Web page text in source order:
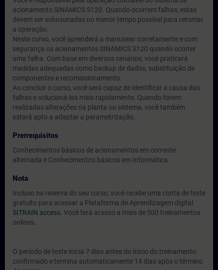
acionamento SINAMICS S120. Quando ocorrem falhas, estas
devem ser solucionadas no menor tempo possível para retomar
a operação.
Neste curso, você aprenderá a manusear corretamente e com
segurança os acionamentos SINAMICS S120 quando ocorrer
uma falha. Com base em diversos cenários, você praticará
medidas adequadas como backup de dados, substituição de
componentes e recomissionamento.
Ao concluir o curso, você será capaz de identificar a causa das
falhas e solucioná-las mais rapidamente. Quando forem
realizadas alterações na planta ou sistema, você também
estará apto a adaptar a parametrização.
Prerrequisitos
Conhecimentos básicos de acionamentos em corrente
alternada e Conhecimentos básicos em Informática
Nota
Incluso na reserva do seu curso, você recebe uma conta de teste
gratuito para acessar a Plataforma de Aprendizagem digital
SITRAIN access. Você terá acesso a mais de 500 treinamentos
onlines.
O período de teste inicia 7 dias antes do inicio do treinamento
confirmado e termina automaticamente 14 dias após o término